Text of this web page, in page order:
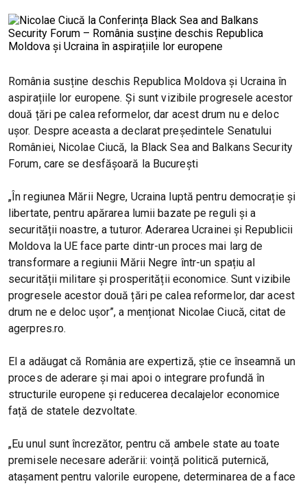
România susține deschis Republica Moldova și Ucraina în
aspirațiile lor europene. Și sunt vizibile progresele acestor
două țări pe calea reformelor, dar acest drum nu e deloc
ușor. Despre aceasta a declarat președintele Senatului
României, Nicolae Ciucă, la Black Sea and Balkans Security
Forum, care se desfășoară la București
„În regiunea Mării Negre, Ucraina luptă pentru democrație și
libertate, pentru apărarea lumii bazate pe reguli și a
securității noastre, a tuturor. Aderarea Ucrainei și Republicii
Moldova la UE face parte dintr-un proces mai larg de
transformare a regiunii Mării Negre într-un spațiu al
securității militare și prosperității economice. Sunt vizibile
progresele acestor două țări pe calea reformelor, dar acest
drum ne e deloc ușor”, a menționat Nicolae Ciucă, citat de
agerpres.ro.
El a adăugat că România are expertiză, știe ce înseamnă un
proces de aderare și mai apoi o integrare profundă în
structurile europene și reducerea decalajelor economice
față de statele dezvoltate.
„Eu unul sunt încrezător, pentru că ambele state au toate
premisele necesare aderării: voință politică puternică,
atașament pentru valorile europene, determinarea de a face